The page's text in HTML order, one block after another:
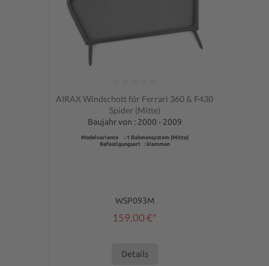
Durchschnittliche Bewertung von 0 von 5 Sternen
AIRAX Windschott für Ferrari 360 & F430
Spider (Mitte)
Baujahr von : 2000 - 2009
Modelvariante : 1 Rahmensystem (Mitte)
Befestigungsart : klemmen
WSP093M
159,00 €*
Details